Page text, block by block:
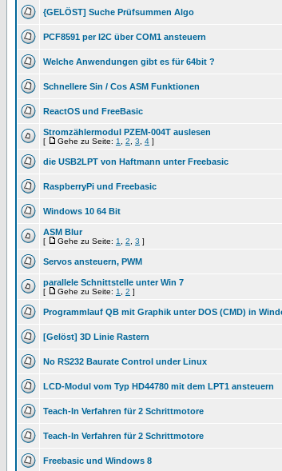
{GELÖST] Suche Prüfsummen Algo
PCF8591 per I2C über COM1 ansteuern
Welche Anwendungen gibt es für 64bit ?
Schnellere Sin / Cos ASM Funktionen
ReactOS und FreeBasic
Stromzählermodul PZEM-004T auslesen
[ Gehe zu Seite: 1 2 3 4 ]
die USB2LPT von Haftmann unter Freebasic
RaspberryPi und Freebasic
Windows 10 64 Bit
ASM Blur
[ Gehe zu Seite: 1 2 3 ]
Servos ansteuern, PWM
parallele Schnittstelle unter Win 7
[ Gehe zu Seite: 1 2 ]
Programmlauf QB mit Graphik unter DOS (CMD) in
[Gelöst] 3D Linie Rastern
No RS232 Baurate Control under Linux
LCD-Modul vom Typ HD44780 mit dem LPT1 ansteuern
Teach-In Verfahren für 2 Schrittmotore
Teach-In Verfahren für 2 Schrittmotore
Freebasic und Windows 8